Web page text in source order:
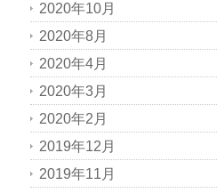
2020年10月
2020年8月
2020年4月
2020年3月
2020年2月
2019年12月
2019年11月